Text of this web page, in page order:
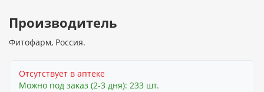
Производитель
Фитофарм, Россия.
Отсутствует в аптеке
Можно под заказ (2-3 дня): 233 шт.